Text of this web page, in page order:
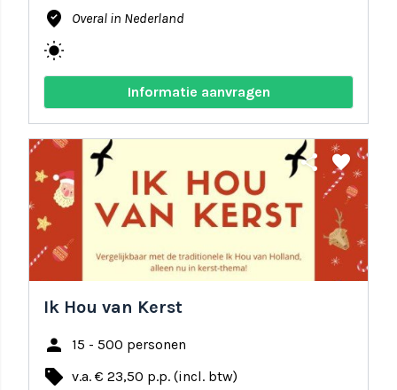
where_to_vote Overal in Nederland
wb_sunny
Informatie aanvragen
share favorite
Ik Hou van Kerst
person 15 - 500 personen
local_offer v.a. € 23,50 p.p. (incl. btw)